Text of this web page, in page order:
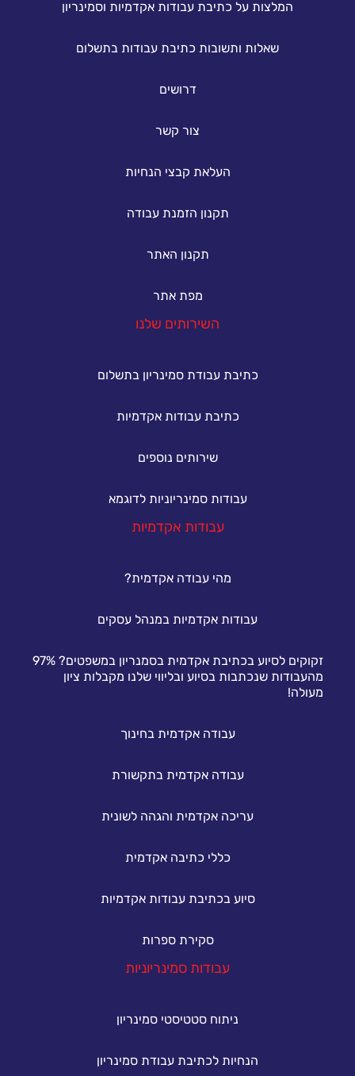
המלצות על כתיבת עבודות אקדמיות וסמינריון
שאלות ותשובות כתיבת עבודות בתשלום
דרושים
צור קשר
העלאת קבצי הנחיות
תקנון הזמנת עבודה
תקנון האתר
מפת אתר
השירותים שלנו
כתיבת עבודת סמינריון בתשלום
כתיבת עבודות אקדמיות
שירותים נוספים
עבודות סמינריוניות לדוגמא
עבודות אקדמיות
מהי עבודה אקדמית?
עבודות אקדמיות במנהל עסקים
זקוקים לסיוע בכתיבת אקדמית בסמנריון במשפטים? 97%
מהעבודות שנכתבות בסיוע ובליווי שלנו מקבלות ציון
מעולה!
עבודה אקדמית בחינוך
עבודה אקדמית בתקשורת
עריכה אקדמית והגהה לשונית
כללי כתיבה אקדמית
סיוע בכתיבת עבודות אקדמיות
סקירת ספרות
עבודות סמינריוניות
ניתוח סטטיסטי סמינריון
הנחיות לכתיבת עבודת סמינריון